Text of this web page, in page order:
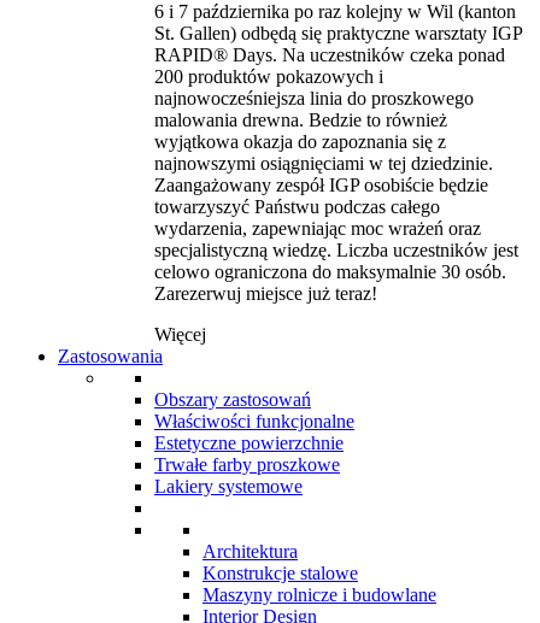
6 i 7 października po raz kolejny w Wil (kanton
St. Gallen) odbędą się praktyczne warsztaty IGP
RAPID® Days. Na uczestników czeka ponad
200 produktów pokazowych i
najnowocześniejsza linia do proszkowego
malowania drewna. Bedzie to również
wyjątkowa okazja do zapoznania się z
najnowszymi osiągnięciami w tej dziedzinie.
Zaangażowany zespół IGP osobiście będzie
towarzyszyć Państwu podczas całego
wydarzenia, zapewniając moc wrażeń oraz
specjalistyczną wiedzę. Liczba uczestników jest
celowo ograniczona do maksymalnie 30 osób.
Zarezerwuj miejsce już teraz!
Więcej
Zastosowania
Obszary zastosowań
Właściwości funkcjonalne
Estetyczne powierzchnie
Trwałe farby proszkowe
Lakiery systemowe
Architektura
Konstrukcje stalowe
Maszyny rolnicze i budowlane
Interior Design